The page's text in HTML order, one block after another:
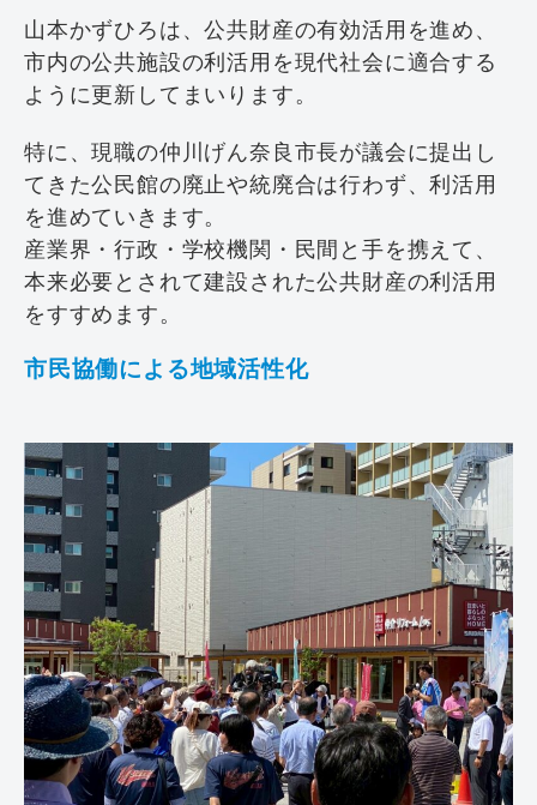
山本かずひろは、公共財産の有効活用を進め、
市内の公共施設の利活用を現代社会に適合する
ように更新してまいります。
特に、現職の仲川げん奈良市長が議会に提出し
てきた公民館の廃止や統廃合は行わず、利活用
を進めていきます。
産業界・行政・学校機関・民間と手を携えて、
本来必要とされて建設された公共財産の利活用
をすすめます。
市民協働による地域活性化